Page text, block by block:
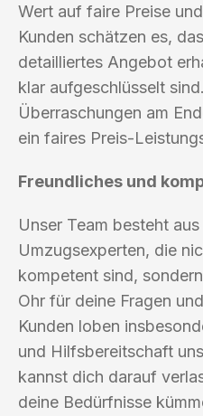
Wert auf faire Preise
Kunden schätzen es,
detailliertes Angebot
klar aufgeschlüsselt
Überraschungen am
ein faires Preis-
Freundliches und
Unser Team besteht
Umzugsexperten, die
kompetent sind,
Ohr für deine Fragen
Kunden loben
und Hilfsbereitschaft
kannst dich darauf
deine Bedürfnisse